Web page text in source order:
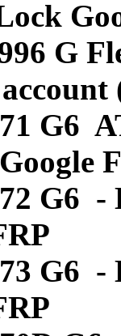
G
G6
G6 -
G6 -